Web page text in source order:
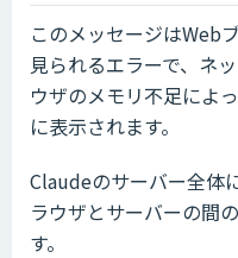
このメッセージはWeb
見られるエラーで、ネ
ウザのメモリ不足によ
に表示されます。
Claudeのサーバー全体
ラウザとサーバーの間
す。